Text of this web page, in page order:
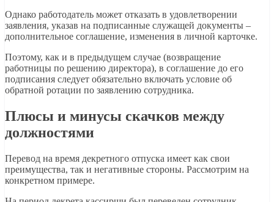
Однако работодатель может отказать в удовлетворении
заявления, указав на подписанные служащей документы –
дополнительное соглашение, изменения в личной карточке.
Поэтому, как и в предыдущем случае (возвращение
работницы по решению директора), в соглашение до его
подписания следует обязательно включать условие об
обратной ротации по заявлению сотрудника.
Плюсы и минусы скачков между
должностями
Перевод на время декретного отпуска имеет как свои
преимущества, так и негативные стороны. Рассмотрим на
конкретном примере.